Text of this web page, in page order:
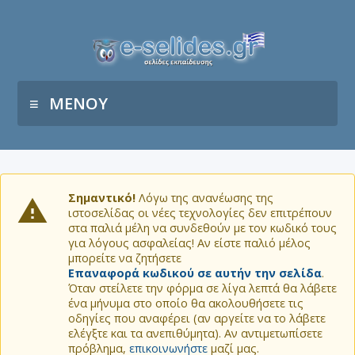
ΜΕΝΟΥ
Σημαντικό! Λόγω της ανανέωσης της
ιστοσελίδας οι νέες τεχνολογίες δεν επιτρέπουν
στα παλιά μέλη να συνδεθούν με τον κωδικό τους
για λόγους ασφαλείας! Αν είστε παλιό μέλος
μπορείτε να ζητήσετε
Επαναφορά κωδικού σε αυτήν την σελίδα.
Όταν στείλετε την φόρμα σε λίγα λεπτά θα λάβετε
ένα μήνυμα στο οποίο θα ακολουθήσετε τις
οδηγίες που αναφέρει (αν αργείτε να το λάβετε
ελέγξτε και τα ανεπιθύμητα). Αν αντιμετωπίσετε
πρόβλημα, επικοινωνήστε μαζί μας.